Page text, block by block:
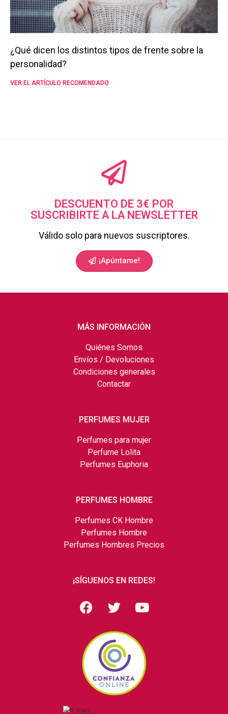
¿Qué dicen los distintos tipos de frente sobre la
personalidad?
VER EL ARTÍCULO RECOMENDADO
DESCUENTO DE 3€ POR
SUSCRIBIRTE A LA NEWSLETTER
Válido solo para nuevos suscriptores.
¡Apúntame!
MÁS INFORMACIÓN
Quiénes Somos
Envíos / Devoluciones
Condiciones generales
Contactar
PERFUMES MUJER
Perfumes para mujer
Perfume Lolita
Perfumes Euphoria
PERFUMES HOMBRE
Perfumes CK Hombre
Perfumes Hombre
Perfumes Hombres Precios
¡SÍGUENOS EN REDES!